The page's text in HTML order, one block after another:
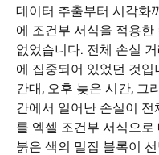
데이터 추출부터 시각화
에 조건부 서식을 적용
없었습니다. 전체 손실
에 집중되어 있었던 것
간대, 오후 늦은 시간, 그
간에서 일어난 손실이
를 엑셀 조건부 서식으
붉은 색의 밀집 블록이